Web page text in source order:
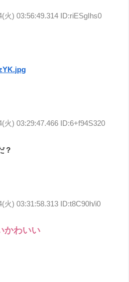
火) 03:56:49.314 ID:riESgIhs0
火) 03:29:47.466 ID:6+f94S320
？
火) 03:31:58.313 ID:t8C90h/i0
かわいい